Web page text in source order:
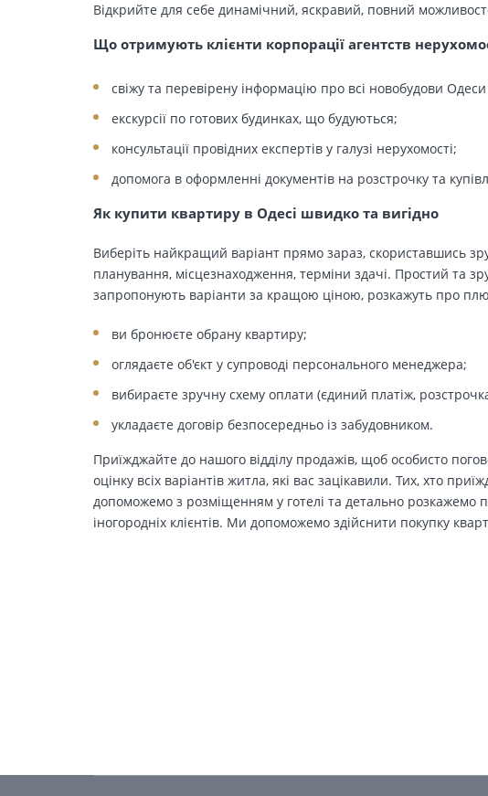
Відкрийте для себе динамічний, яскравий, повний
Що отримують клієнти корпорації агентств
свіжу та перевірену інформацію про всі новобудови
екскурсії по готових будинках, що будуються;
консультації провідних експертів у галузі нерухомості;
допомога в оформленні документів на розстрочку та
Як купити квартиру в Одесі швидко та вигідно
Виберіть найкращий варіант прямо зараз, скориставшись
планування, місцезнаходження, терміни здачі. Простий та
запропонують варіанти за кращою ціною, розкажуть про
ви бронюєте обрану квартиру;
оглядаєте об'єкт у супроводі персонального менеджера;
вибираєте зручну схему оплати (єдиний платіж,
укладаєте договір безпосередньо із забудовником.
Приїжджайте до нашого відділу продажів, щоб особисто
оцінку всіх варіантів житла, які вас зацікавили. Тих, хто
допоможемо з розміщенням у готелі та детально розкажемо
іногородніх клієнтів. Ми допоможемо здійснити покупку